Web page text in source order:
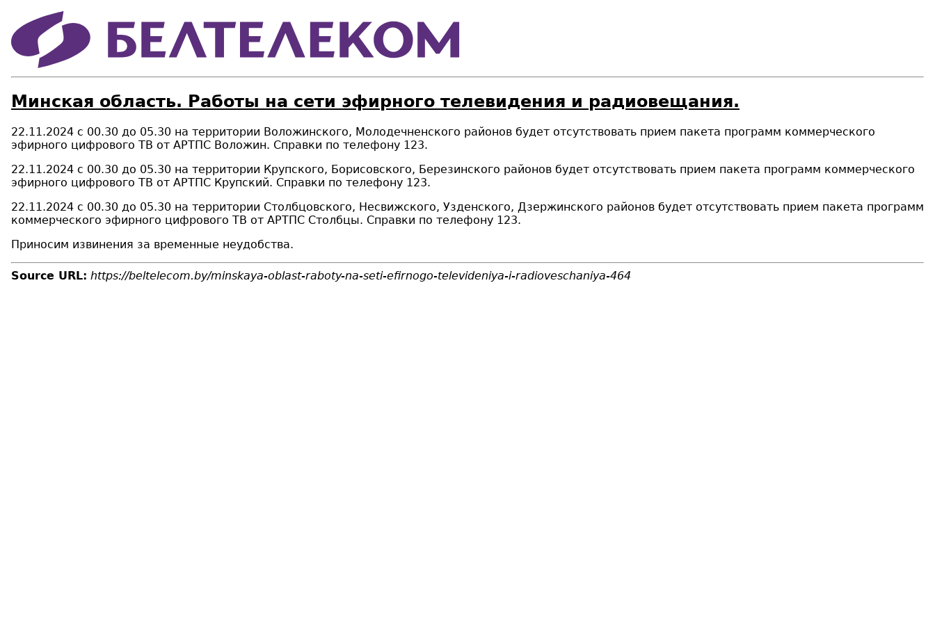
Минская область. Работы на сети эфирного телевидения и радиовещания.
22.11.2024 с 00.30 до 05.30 на территории Воложинского, Молодечненского районов будет отсутствовать прием пакета программ коммерческого
эфирного цифрового ТВ от АРТПС Воложин. Справки по телефону 123.
22.11.2024 с 00.30 до 05.30 на территории Крупского, Борисовского, Березинского районов будет отсутствовать прием пакета программ коммерческого
эфирного цифрового ТВ от АРТПС Крупский. Справки по телефону 123.
22.11.2024 с 00.30 до 05.30 на территории Столбцовского, Несвижского, Узденского, Дзержинского районов будет отсутствовать прием пакета программ
коммерческого эфирного цифрового ТВ от АРТПС Столбцы. Справки по телефону 123.
Приносим извинения за временные неудобства.
Source URL: https://beltelecom.by/minskaya-oblast-raboty-na-seti-efirnogo-televideniya-i-radioveschaniya-464